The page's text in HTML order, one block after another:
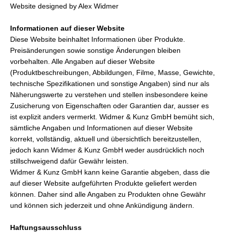
Website designed by Alex Widmer
Informationen auf dieser Website
Diese Website beinhaltet Informationen über Produkte.
Preisänderungen sowie sonstige Änderungen bleiben
vorbehalten. Alle Angaben auf dieser Website
(Produktbeschreibungen, Abbildungen, Filme, Masse, Gewichte,
technische Spezifikationen und sonstige Angaben) sind nur als
Näherungswerte zu verstehen und stellen insbesondere keine
Zusicherung von Eigenschaften oder Garantien dar, ausser es
ist explizit anders vermerkt. Widmer & Kunz GmbH bemüht sich,
sämtliche Angaben und Informationen auf dieser Website
korrekt, vollständig, aktuell und übersichtlich bereitzustellen,
jedoch kann Widmer & Kunz GmbH weder ausdrücklich noch
stillschweigend dafür Gewähr leisten.
Widmer & Kunz GmbH kann keine Garantie abgeben, dass die
auf dieser Website aufgeführten Produkte geliefert werden
können. Daher sind alle Angaben zu Produkten ohne Gewähr
und können sich jederzeit und ohne Ankündigung ändern.
Haftungsausschluss